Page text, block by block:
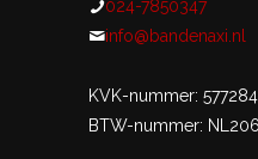
024-7850347
info@bandenaxi.nl
KVK-nummer:
BTW-nummer: